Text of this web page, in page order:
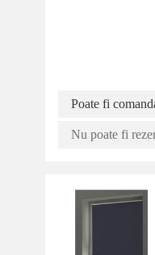
Poate fi
Nu poate fi